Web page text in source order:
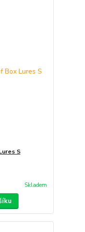
S
Skladem